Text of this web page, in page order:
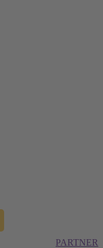
PARTNER